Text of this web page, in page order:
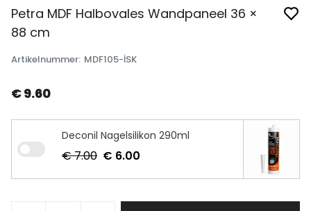
Petra MDF Halbovales Wandpaneel 36 ×
88 cm
Artikelnummer: MDF105-İSK
€ 9.60
Deconil Nagelsilikon 290ml
€ 7.00 € 6.00